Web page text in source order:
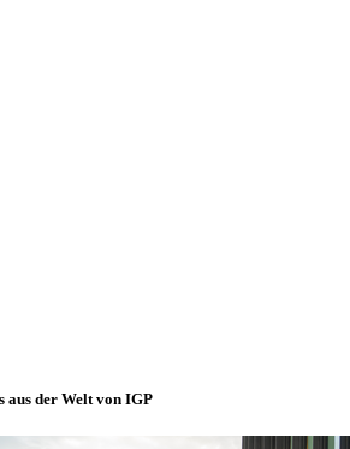
aus der Welt von IGP